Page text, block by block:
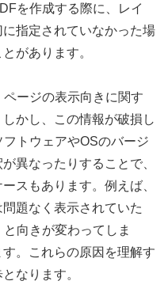
を作成する際に、レイ
指定されていなかった場
があります。
ージの表示向きに関す
かし、この情報が破損し
トウェアやOSのバージ
異なったりすることで、
スもあります。例えば、
題なく表示されていた
向きが変わってしま
。これらの原因を理解す
なります。